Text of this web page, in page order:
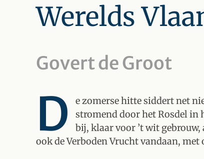
Werelds
Govert de Groot
D
e zomerse hitte siddert net
stromend door het Rosdel in
bij, klaar voor ’t wit
ook de Verboden Vrucht vandaan,